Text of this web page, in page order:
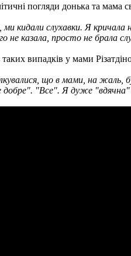
погляди донька та мама
ми кидали слухавки. Я
не казала, просто не брала
випадків у мами
що в мами, на жаль,
добре". "Все". Я дуже "вдячна"